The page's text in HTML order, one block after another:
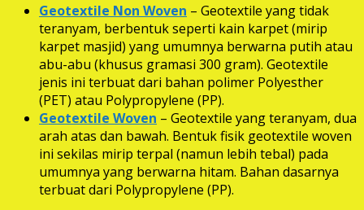
Geotextile Non Woven – Geotextile yang tidak
teranyam, berbentuk seperti kain karpet (mirip
karpet masjid) yang umumnya berwarna putih atau
abu-abu (khusus gramasi 300 gram). Geotextile
jenis ini terbuat dari bahan polimer Polyesther
(PET) atau Polypropylene (PP).
Geotextile Woven – Geotextile yang teranyam, dua
arah atas dan bawah. Bentuk fisik geotextile woven
ini sekilas mirip terpal (namun lebih tebal) pada
umumnya yang berwarna hitam. Bahan dasarnya
terbuat dari Polypropylene (PP).